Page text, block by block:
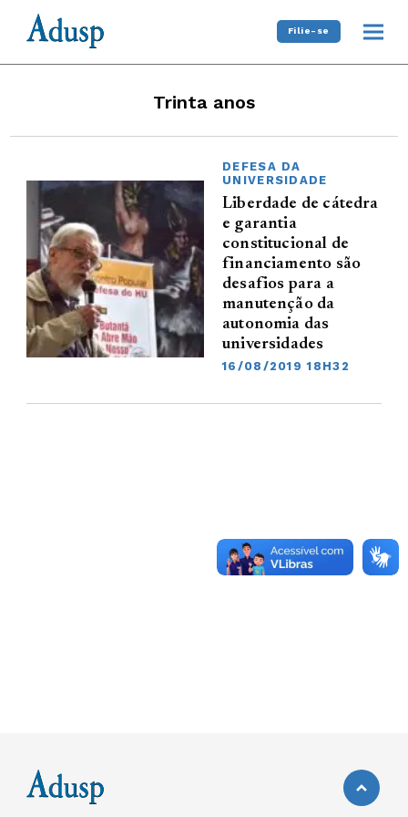
Filie-se
Trinta anos
DEFESA DA
UNIVERSIDADE
Liberdade de cátedra
e garantia
constitucional de
financiamento são
desafios para a
manutenção da
autonomia das
universidades
16/08/2019 18H32